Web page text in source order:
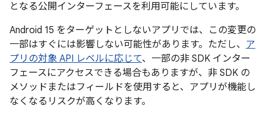
となる公開インターフェースを利用可能にしています。
Android 15 をターゲットとしないアプリでは、この変更の
一部はすぐには影響しない可能性があります。ただし、 ア
プリの対象 API レベルに応じて、一部の非 SDK インター
フェースにアクセスできる場合もありますが、非 SDK の
メソッドまたはフィールドを使用すると、アプリが機能し
なくなるリスクが高くなります。